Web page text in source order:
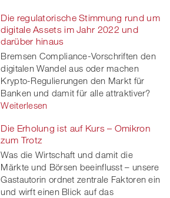
Die regulatorische Stimmung rund um
digitale Assets im Jahr 2022 und
darüber hinaus
Bremsen Compliance-Vorschriften den
digitalen Wandel aus oder machen
Krypto-Regulierungen den Markt für
Banken und damit für alle attraktiver?
Weiterlesen
Die Erholung ist auf Kurs – Omikron
zum Trotz
Was die Wirtschaft und damit die
Märkte und Börsen beeinflusst – unsere
Gastautorin ordnet zentrale Faktoren ein
und wirft einen Blick auf das